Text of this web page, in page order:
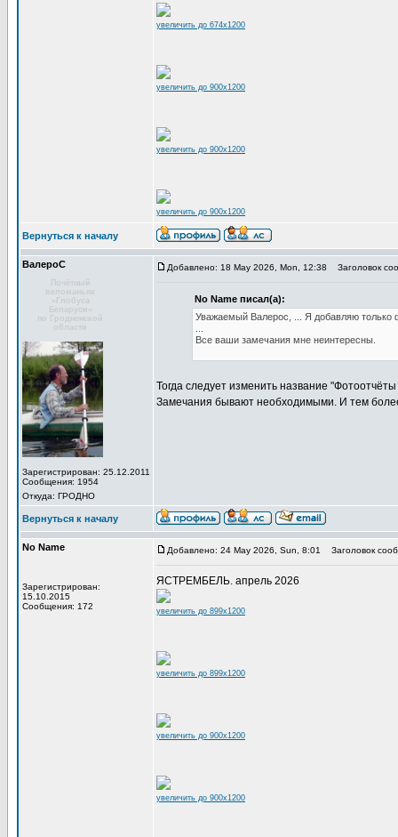
увеличить до 674x1200
увеличить до 900x1200
увеличить до 900x1200
увеличить до 900x1200
Вернуться к началу
ВалероС
Почётный
веломаньяк
«Глобуса
Беларуси»
по Гродненской
области
Зарегистрирован: 25.12.2011
Сообщения: 1954
Откуда: ГРОДНО
Добавлено: 18 May 2026, Mon, 12:38 Заголовок
No Name писал(а):
Уважаемый Валерос, ... Я добавляю только
Все ваши замечания мне неинтересны.
Тогда следует изменить название
Замечания бывают необходимыми. И тем
Вернуться к началу
No Name
Зарегистрирован:
15.10.2015
Сообщения: 172
Добавлено: 24 May 2026, Sun, 8:01 Заголовок
ЯСТРЕМБЕЛЬ. апрель 2026
увеличить до 899x1200
увеличить до 899x1200
увеличить до 900x1200
увеличить до 900x1200